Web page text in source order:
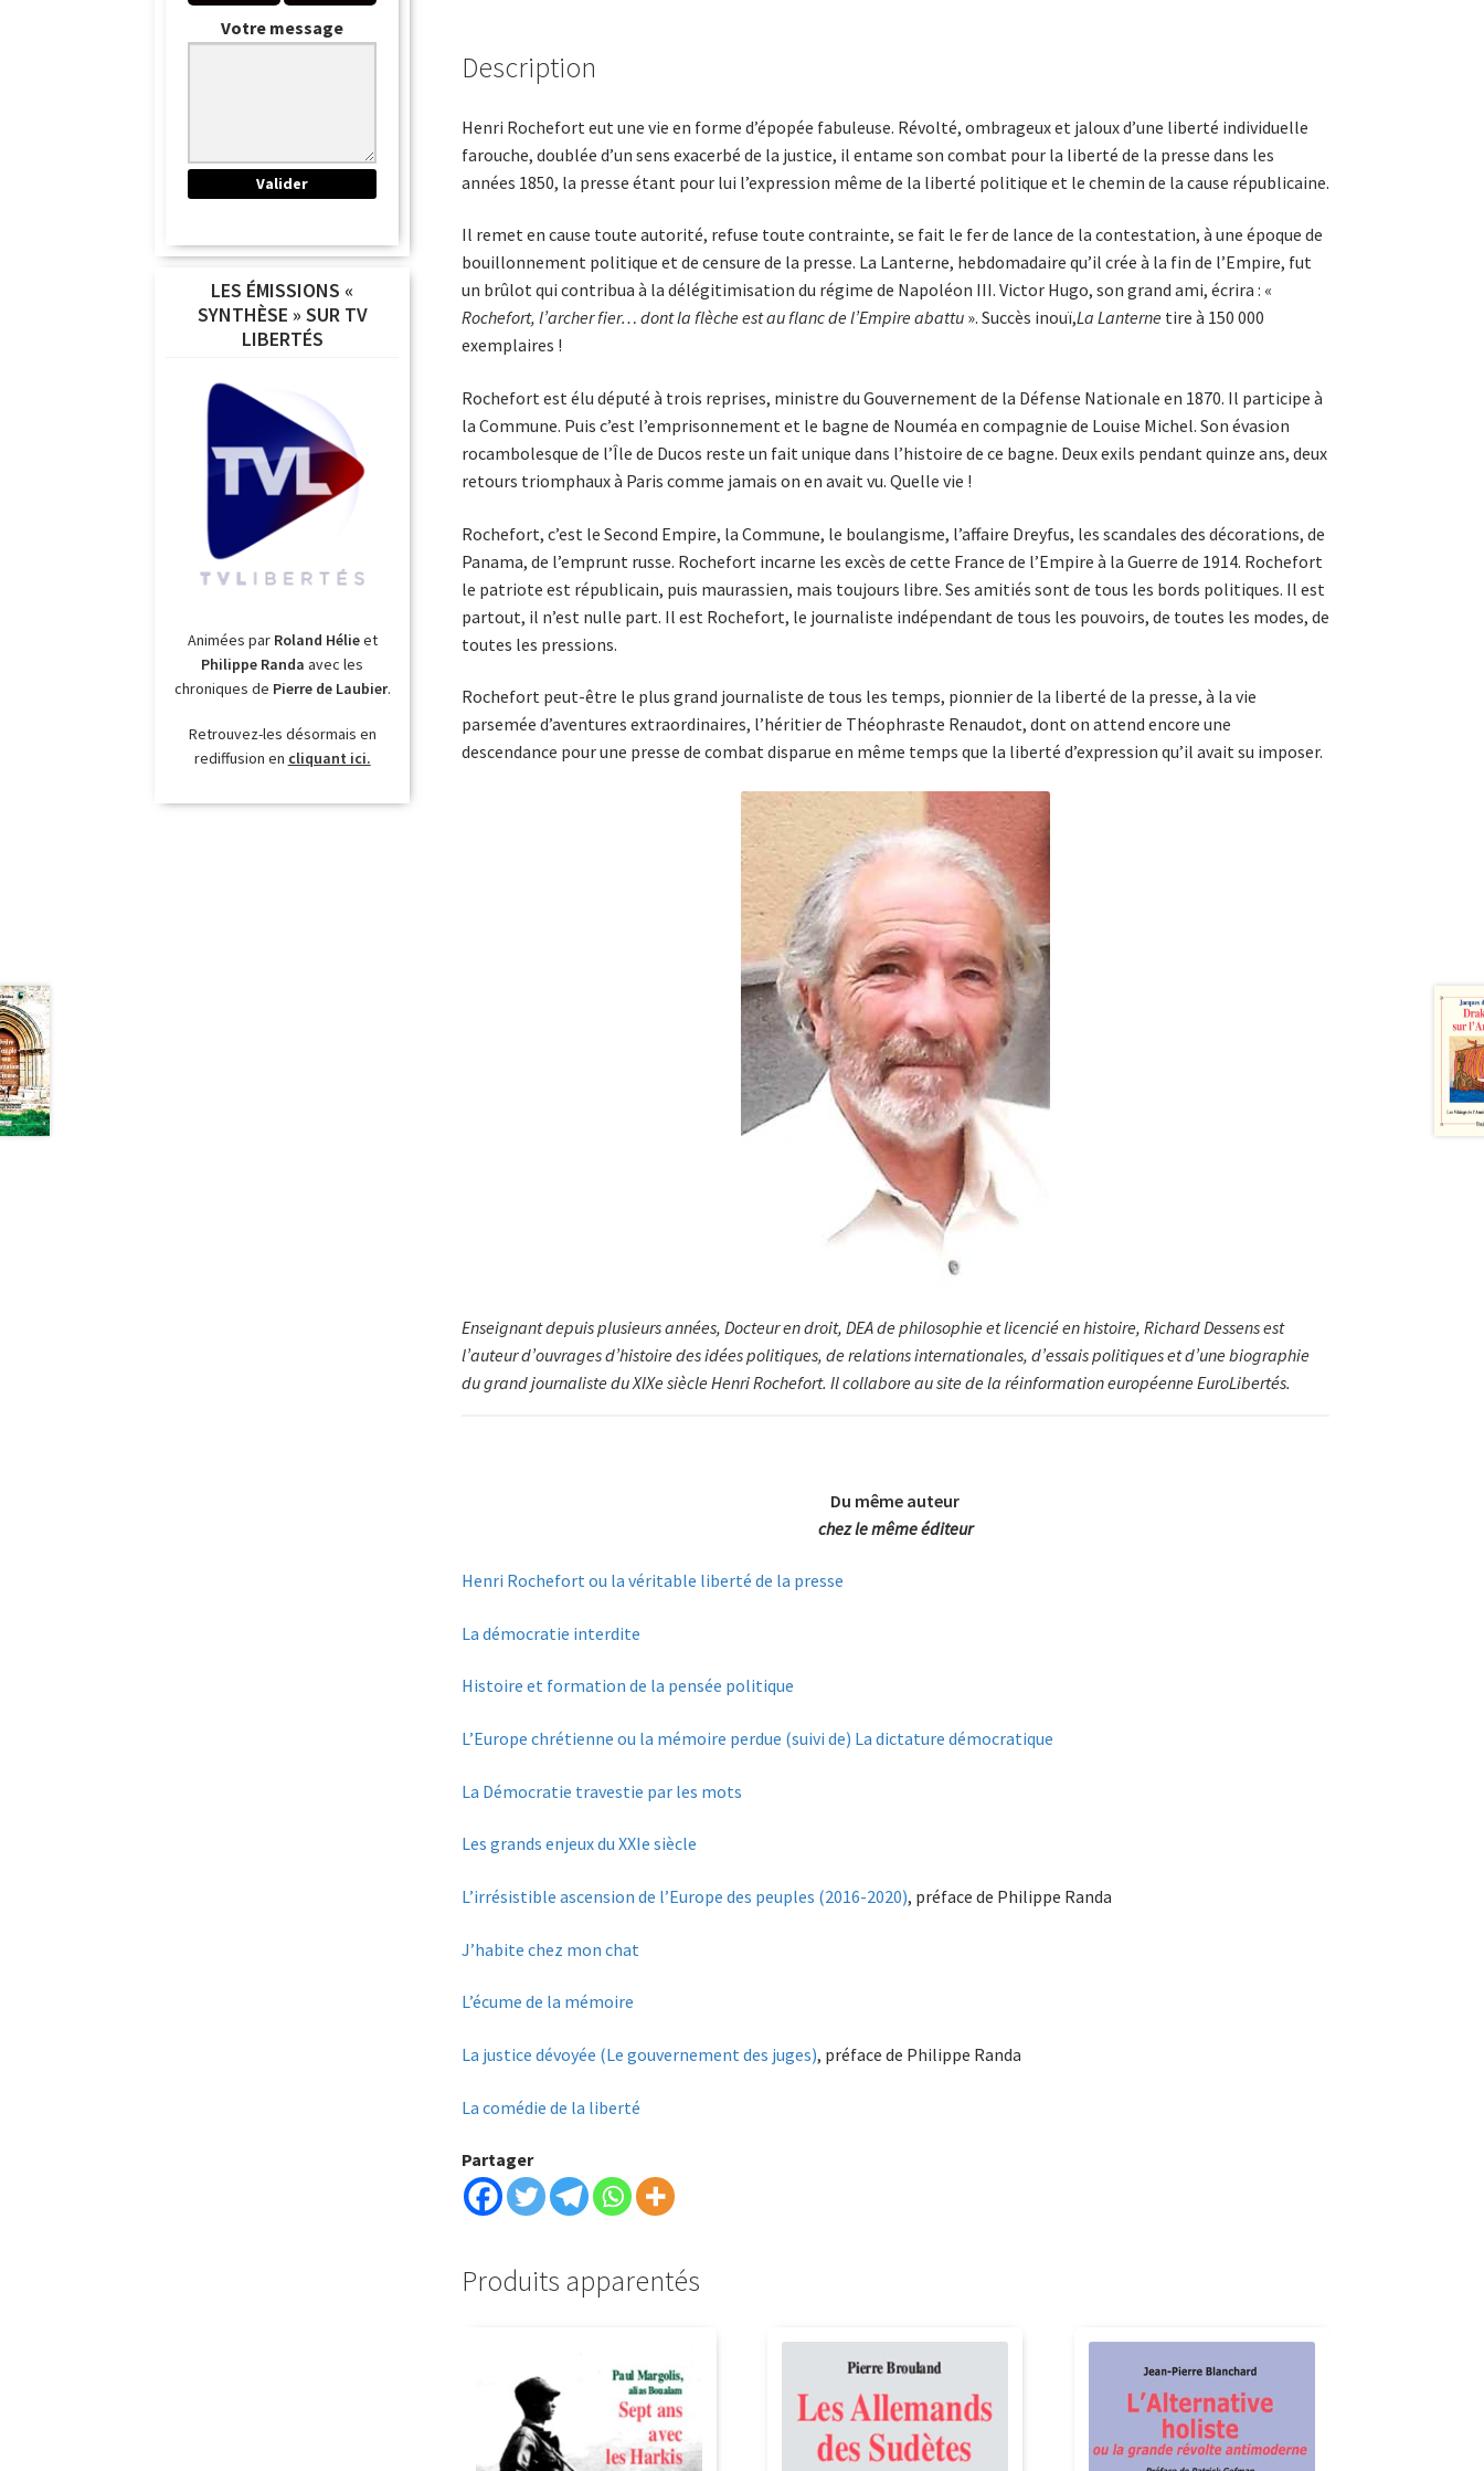
Description
Henri Rochefort eut une vie en forme d’épopée fabuleuse. Révolté, ombrageux et jaloux d’une liberté individuelle
farouche, doublée d’un sens exacerbé de la justice, il entame son combat pour la liberté de la presse dans les
années 1850, la presse étant pour lui l’expression même de la liberté politique et le chemin de la cause républicaine.
Il remet en cause toute autorité, refuse toute contrainte, se fait le fer de lance de la contestation, à une époque de
bouillonnement politique et de censure de la presse. La Lanterne, hebdomadaire qu’il crée à la fin de l’Empire, fut
un brûlot qui contribua à la délégitimisation du régime de Napoléon III. Victor Hugo, son grand ami, écrira : «
Rochefort, l’archer fier… dont la flèche est au flanc de l’Empire abattu». Succès inouï,La Lanterne tire à 150 000
exemplaires !
Rochefort est élu député à trois reprises, ministre du Gouvernement de la Défense Nationale en 1870. Il participe à
la Commune. Puis c’est l’emprisonnement et le bagne de Nouméa en compagnie de Louise Michel. Son évasion
rocambolesque de l’Île de Ducos reste un fait unique dans l’histoire de ce bagne. Deux exils pendant quinze ans, deux
retours triomphaux à Paris comme jamais on en avait vu. Quelle vie !
Rochefort, c’est le Second Empire, la Commune, le boulangisme, l’affaire Dreyfus, les scandales des décorations, de
Panama, de l’emprunt russe. Rochefort incarne les excès de cette France de l’Empire à la Guerre de 1914. Rochefort
le patriote est républicain, puis maurassien, mais toujours libre. Ses amitiés sont de tous les bords politiques. Il est
partout, il n’est nulle part. Il est Rochefort, le journaliste indépendant de tous les pouvoirs, de toutes les modes, de
toutes les pressions.
Rochefort peut-être le plus grand journaliste de tous les temps, pionnier de la liberté de la presse, à la vie
parsemée d’aventures extraordinaires, l’héritier de Théophraste Renaudot, dont on attend encore une
descendance pour une presse de combat disparue en même temps que la liberté d’expression qu’il avait su imposer.
Enseignant depuis plusieurs années, Docteur en droit, DEA de philosophie et licencié en histoire, Richard Dessens est
l’auteur d’ouvrages d’histoire des idées politiques, de relations internationales, d’essais politiques et d’une biographie
du grand journaliste du XIXe siècle Henri Rochefort. Il collabore au site de la réinformation européenne EuroLibertés.
Du même auteur
chez le même éditeur
Henri Rochefort ou la véritable liberté de la presse
La démocratie interdite
Histoire et formation de la pensée politique
L’Europe chrétienne ou la mémoire perdue (suivi de) La dictature démocratique
La Démocratie travestie par les mots
Les grands enjeux du XXIe siècle
L’irrésistible ascension de l’Europe des peuples (2016-2020), préface de Philippe Randa
J’habite chez mon chat
L’écume de la mémoire
La justice dévoyée (Le gouvernement des juges), préface de Philippe Randa
La comédie de la liberté
Partager
Produits apparentés
Votre message
LES ÉMISSIONS «
SYNTHÈSE » SUR TV
LIBERTÉS
Animées par Roland Hélieet
Philippe Randa avec les
chroniques de Pierre de Laubier.
Retrouvez-les désormais en
rediffusion en cliquant ici.